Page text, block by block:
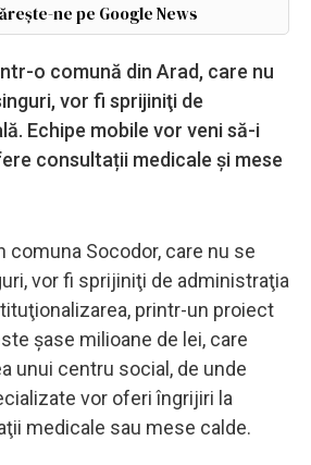
ne pe Google News
o comună din Arad, care nu
vor fi sprijiniţi de
Echipe mobile vor veni să-i
consultații medicale și mese
comuna Socodor, care nu se
vor fi sprijiniţi de administraţia
printr-un proiect
şase milioane de lei, care
unui centru social, de unde
vor oferi îngrijiri la
medicale sau mese calde.